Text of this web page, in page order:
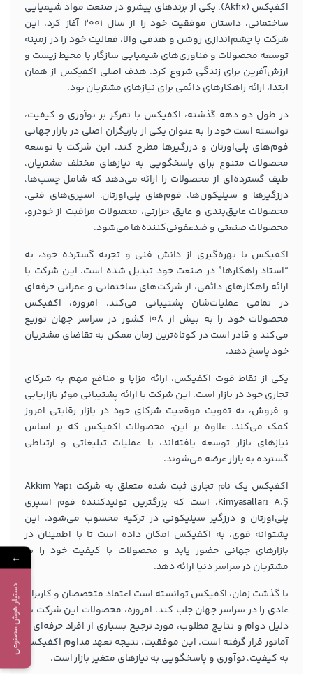
اکفیکس (Akfix)، یکی از برندهای پیشرو در صنعت مواد شیمیایی
ساختمانی، داستان موفقیت خود را از سال 2001 آغاز کرد. این
شرکت با چشم‌اندازی روشن و هدفی والا، فعالیت خود را در زمینه
توسعه محصولات و فناوری‌های شیمیایی سازگار با محیط زیست و
ارزش‌آفرین برای زندگی شروع کرد. هدف اصلی اکفیکس از همان
ابتدا، ارائه راهکارهای دائمی برای نیازهای مشتریان بود.
در طول دو دهه گذشته، اکفیکس با تمرکز بر نوآوری و کیفیت،
توانسته است خود را به عنوان یکی از بازیگران اصلی در بازار جهانی
فوم‌های پلی‌اورتان و درزگیرها مطرح کند. این شرکت با توسعه
محصولات متنوع برای پاسخگویی به نیازهای مختلف مشتریان،
طیف گسترده‌ای از محصولات را ارائه می‌دهد که شامل چسب‌ها،
درزگیرها و سیلیکون‌ها، فوم‌های پلی‌اورتان، اسپری‌های فنی،
محصولات عایق‌بندی و عایق حرارتی، محصولات مراقبت از خودرو،
محصولات صنعتی و ضدعفونی‌کننده‌ها می‌شود.
اکفیکس با بهره‌گیری از دانش فنی و تجربه گسترده خود، به
“استاد راهکارها” در صنعت خود تبدیل شده است. این شرکت با
ارائه راهکارهای دائمی، از شرکت‌های ساختمانی و عمرانی حرفه‌ای
در تمامی عملیات‌شان پشتیبانی می‌کند. امروزه، اکفیکس
محصولات خود را به بیش از 108 کشور در سراسر جهان توزیع
می‌کند و قادر است در کوتاه‌ترین زمان ممکن به تقاضای مشتریان
خود پاسخ دهد.
یکی از نقاط قوت اکفیکس، ارائه مزایا و منافع مهم به شرکای
تجاری خود در بازار است. این شرکت با ارائه پشتیبانی موثر بازاریابی
و فروش، به تقویت موقعیت شرکای خود در بازار رقابتی امروز
کمک می‌کند. علاوه بر این، محصولات اکفیکس که بر اساس
نیازهای بازار توسعه یافته‌اند، با عملیات تبلیغاتی و ارتباطی
گسترده به بازار عرضه می‌شوند.
اکفیکس یک نام تجاری ثبت شده متعلق به شرکت Akkim Yapı
Kimyasalları A.Ş. است که بزرگترین تولیدکننده فوم اسپری
پلی‌اورتان و درزگیر سیلیکونی در ترکیه محسوب می‌شود. این
پشتوانه قوی، به اکفیکس امکان داده است تا با اطمینان در
بازارهای جهانی حضور یابد و محصولات با کیفیت خود را به
مشتریان در سراسر دنیا ارائه دهد.
با گذشت زمان، اکفیکس توانسته است اعتماد متخصصان و کاربران
عادی را در سراسر جهان جلب کند. امروزه، محصولات این شرکت به
دلیل دوام و نتایج مطلوب، مورد ترجیح بسیاری از افراد حرفه‌ای و
آماتور قرار گرفته است. این موفقیت، نتیجه تعهد مداوم اکفیکس
به کیفیت، نوآوری و پاسخگویی به نیازهای متغیر بازار است.
←
دستیار هوش مصنوعی